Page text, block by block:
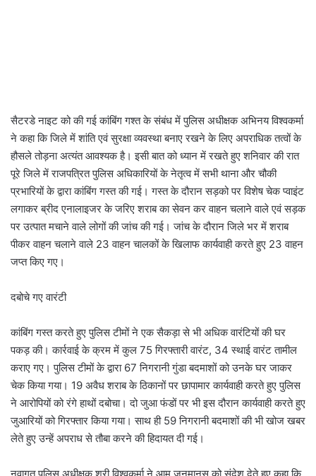
सैटरडे नाइट को की गई कांबिंग गश्त के संबंध में पुलिस अधीक्षक अभिनय विश्वकर्मा
ने कहा कि जिले में शांति एवं सुरक्षा व्यवस्था बनाए रखने के लिए अपराधिक तत्वों के
हौसले तोड़ना अत्यंत आवश्यक है। इसी बात को ध्यान में रखते हुए शनिवार की रात
पूरे जिले में राजपत्रित पुलिस अधिकारियों के नेतृत्व में सभी थाना और चौकी
प्रभारियों के द्वारा कांबिंग गस्त की गई। गस्त के दौरान सड़को पर विशेष चेक प्वाइंट
लगाकर ब्रीद एनालाइजर के जरिए शराब का सेवन कर वाहन चलाने वाले एवं सड़क
पर उत्पात मचाने वाले लोगों की जांच की गई। जांच के दौरान जिले भर में शराब
पीकर वाहन चलाने वाले 23 वाहन चालकों के खिलाफ कार्यवाही करते हुए 23 वाहन
जप्त किए गए।
दबोचे गए वारंटी
कांबिंग गस्त करते हुए पुलिस टीमों ने एक सैकड़ा से भी अधिक वारंटियों की घर
पकड़ की। कार्रवाई के क्रम में कुल 75 गिरफ्तारी वारंट, 34 स्थाई वारंट तामील
कराए गए। पुलिस टीमों के द्वारा 67 निगरानी गुंडा बदमाशों को उनके घर जाकर
चेक किया गया। 19 अवैध शराब के ठिकानों पर छापामार कार्यवाही करते हुए पुलिस
ने आरोपियों को रंगे हाथों दबोचा। दो जुआ फंडों पर भी इस दौरान कार्यवाही करते हुए
जुआरियों को गिरफ्तार किया गया। साथ ही 59 निगरानी बदमाशों की भी खोज खबर
लेते हुए उन्हें अपराध से तौबा करने की हिदायत दी गई।